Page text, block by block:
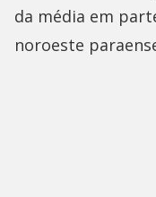
da média em
noroeste